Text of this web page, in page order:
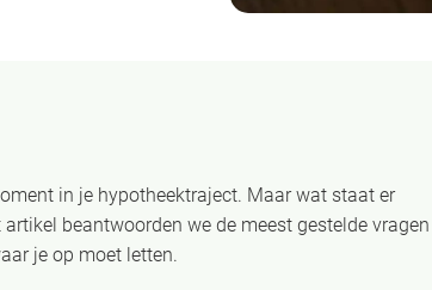
in je hypotheektraject. Maar wat staat er
beantwoorden we de meest gestelde vragen
je op moet letten.